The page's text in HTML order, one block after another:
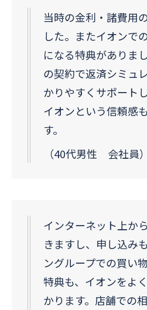
当時の金利・諸費用
した。またイオンで
になる特典がありま
の契約で返済シミュ
かりやすくサポート
イオンという信頼感
す。
（40代男性 会社員）
インターネット上か
きますし、申し込み
ングループでの買い
特典も、イオンをよ
かります。店舗での